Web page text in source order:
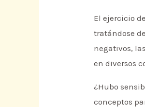
El ejercicio
tratándose
negativos,
en diversos
¿Hubo
conceptos